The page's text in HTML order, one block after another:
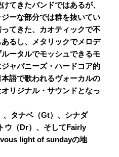
てきたバンドではあるが、
ーな部分では群を抜いてい
てきた、カオティックで不
るし、メタリックでメロデ
ータルでモッシュできるモ
ャパニーズ・ハードコア的
語で歌われるヴォーカルの
リジナル・サウンドとなっ
、タナベ（Gt）、シナダ
ウ（Dr）、そしてFairly
light of sundayの地